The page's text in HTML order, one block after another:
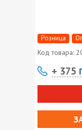
Розница
Код товара:
+ 375